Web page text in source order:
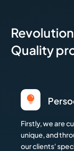
Quality

Firstly, we are
unique, and
our clients'